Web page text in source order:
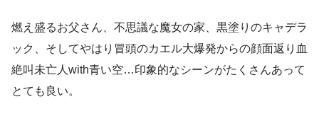
燃え盛るお父さん、不思議な魔女の家、黒塗りのキャデラ
ック、そしてやはり冒頭のカエル大爆発からの顔面返り血
絶叫未亡人with青い空…印象的なシーンがたくさんあって
とても良い。